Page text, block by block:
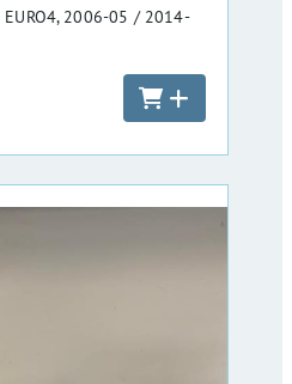
EURO4, 2006-05 / 2014-